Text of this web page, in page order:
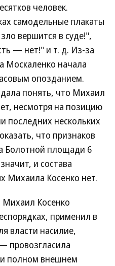
человек.
самодельные плакаты
вершится в суде!",
— нет!" и т. д. Из-за
Москаленко начала
опозданием.
дала понять, что Михаил
несмотря на позицию
последних нескольких
что признаков
Болотной площади 6
и состава
Михаила Косенко нет.
Михаил Косенко
применил в
власти насилие,
провозгласила
полном внешнем